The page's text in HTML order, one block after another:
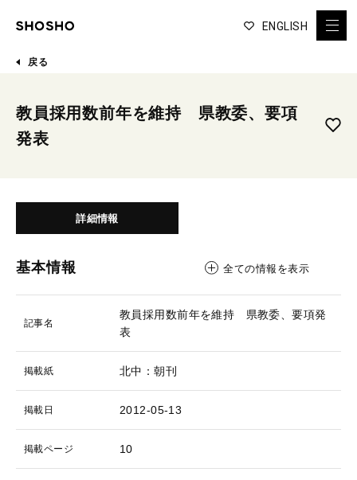
ENGLISH
戻る
教員採用数前年を維持 県教委、要項
発表
詳細情報
基本情報 全ての情報を表示
記事名
教員採用数前年を維持 県教委、要項発
表
掲載紙 北中：朝刊
掲載日 2012-05-13
掲載ページ 10